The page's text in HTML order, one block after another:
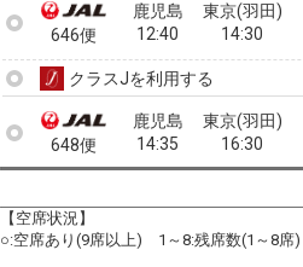
646便
鹿児島
12:40
東京(羽田)
14:30
クラスJを利用する
648便
鹿児島
14:35
東京(羽田)
16:30
650便
鹿児島
16:40
東京(羽田)
18:40
【空席状況】
○:空席あり(9席以上) 1～8:残席数(1～8